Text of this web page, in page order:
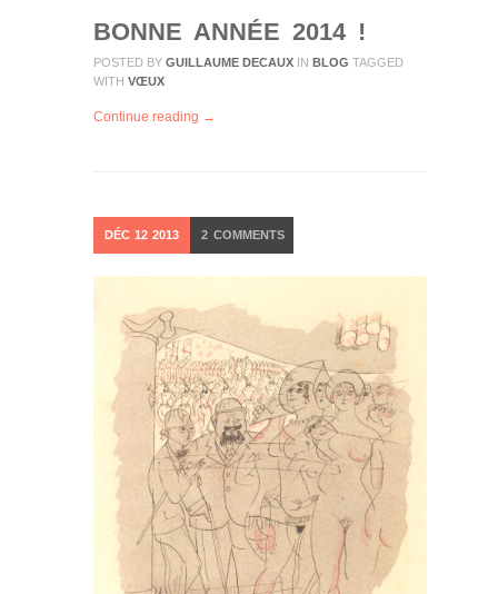
BONNE ANNÉE 2014 !
POSTED BY GUILLAUME DECAUX IN BLOG TAGGED
WITH VŒUX
Continue reading →
DÉC 12 2013 2 COMMENTS